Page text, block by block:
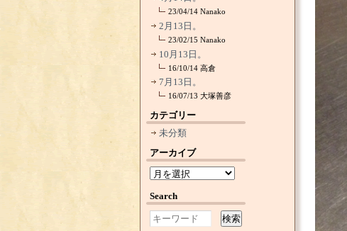
23/04/14Nanako
2月13日。
23/02/15Nanako
10月13日。
16/10/14高倉
7月13日。
16/07/13大塚善彦
カテゴリー
未分類
アーカイブ
Search
検索